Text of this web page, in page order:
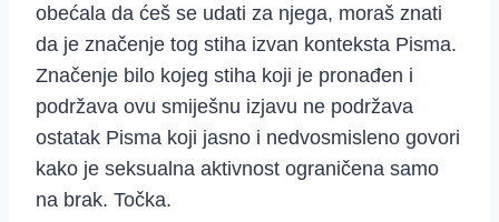
obećala da ćeš se udati za njega, moraš znati
da je značenje tog stiha izvan konteksta Pisma.
Značenje bilo kojeg stiha koji je pronađen i
podržava ovu smiješnu izjavu ne podržava
ostatak Pisma koji jasno i nedvosmisleno govori
kako je seksualna aktivnost ograničena samo
na brak. Točka.